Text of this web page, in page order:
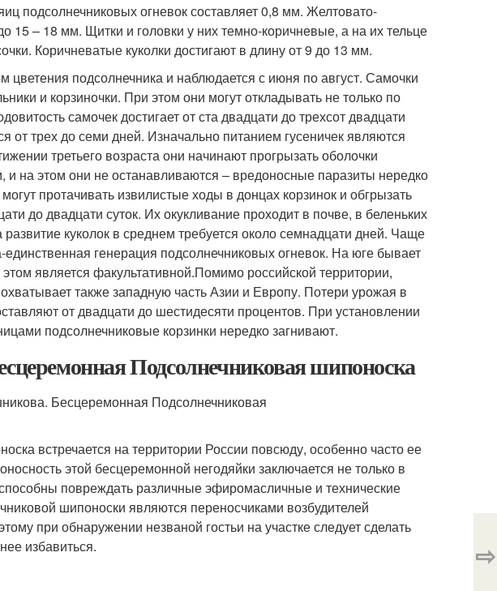
подсолнечниковых огневок составляет 0,8 мм. Желтовато-
15 – 18 мм. Щитки и головки у них темно-коричневые, а на их тельце
Коричневатые куколки достигают в длину от 9 до 13 мм.
цветения подсолнечника и наблюдается с июня по август. Самочки
и корзиночки. При этом они могут откладывать не только по
самочек достигает от ста двадцати до трехсот двадцати
от трех до семи дней. Изначально питанием гусеничек являются
третьего возраста они начинают прогрызать оболочки
на этом они не останавливаются – вредоносные паразиты нередко
протачивать извилистые ходы в донцах корзинок и обгрызать
до двадцати суток. Их окукливание проходит в почве, в беленьких
куколок в среднем требуется около семнадцати дней. Чаще
генерация подсолнечниковых огневок. На юге бывает
является факультативной.Помимо российской территории,
также западную часть Азии и Европу. Потери урожая в
от двадцати до шестидесяти процентов. При установлении
подсолнечниковые корзинки нередко загнивают.
Подсолнечниковая шипоноска
встречается на территории России повсюду, особенно часто ее
этой бесцеремонной негодяйки заключается не только в
повреждать различные эфиромасличные и технические
шипоноски являются переносчиками возбудителей
при обнаружении незваной гостьи на участке следует сделать
избавиться.
⇨